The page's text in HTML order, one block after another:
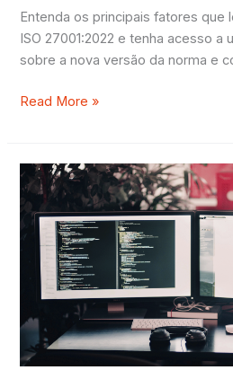
Entenda os principais fatores que
ISO 27001:2022 e tenha acesso a
sobre a nova versão da norma e
Read More »
3
normas
ISO
para
Tecnologia
Informação